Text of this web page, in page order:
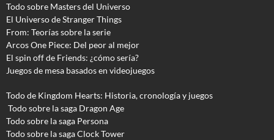
Todo sobre Masters del Universo
El Universo de Stranger Things
From: Teorías sobre la serie
Arcos One Piece: Del peor al mejor
El spin off de Friends: ¿cómo sería?
Juegos de mesa basados en videojuegos
Todo de Kingdom Hearts: Historia, cronología y juegos
Todo sobre la saga Dragon Age
Todo sobre la saga Persona
Todo sobre la saga Clock Tower